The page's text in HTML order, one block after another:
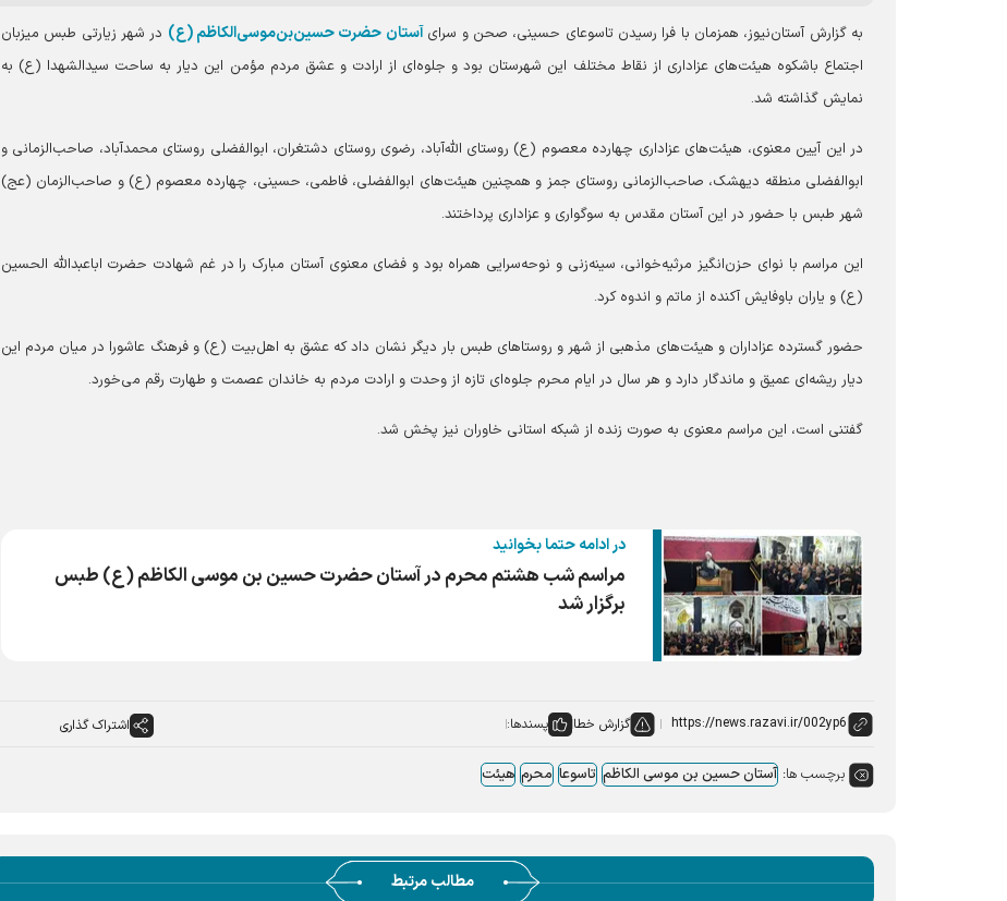
به گزارش آستان‌نیوز، همزمان با فرا رسیدن تاسوعای حسینی، صحن و سرای آستان حضرت حسین‌بن‌موسی‌الکاظم (ع) در شهر زیارتی طبس میزبان
اجتماع باشکوه هیئت‌های عزاداری از نقاط مختلف این شهرستان بود و جلوه‌ای از ارادت و عشق مردم مؤمن این دیار به ساحت سیدالشهدا (ع) به
نمایش گذاشته شد.
در این آیین معنوی، هیئت‌های عزاداری چهارده معصوم (ع) روستای الله‌آباد، رضوی روستای دشتغران، ابوالفضلی روستای محمدآباد، صاحب‌الزمانی و
ابوالفضلی منطقه دیهشک، صاحب‌الزمانی روستای جمز و همچنین هیئت‌های ابوالفضلی، فاطمی، حسینی، چهارده معصوم (ع) و صاحب‌الزمان (عج)
شهر طبس با حضور در این آستان مقدس به سوگواری و عزاداری پرداختند.
این مراسم با نوای حزن‌انگیز مرثیه‌خوانی، سینه‌زنی و نوحه‌سرایی همراه بود و فضای معنوی آستان مبارک را در غم شهادت حضرت اباعبدالله الحسین
(ع) و یاران باوفایش آکنده از ماتم و اندوه کرد.
حضور گسترده عزاداران و هیئت‌های مذهبی از شهر و روستا‌های طبس بار دیگر نشان داد که عشق به اهل‌بیت (ع) و فرهنگ عاشورا در میان مردم این
دیار ریشه‌ای عمیق و ماندگار دارد و هر سال در ایام محرم جلوه‌ای تازه از وحدت و ارادت مردم به خاندان عصمت و طهارت رقم می‌خورد.
گفتنی است، این مراسم معنوی به صورت زنده از شبکه استانی خاوران نیز پخش شد.
در ادامه حتما بخوانید
مراسم شب هشتم محرم در آستان حضرت حسین بن موسی الکاظم (ع) طبس
برگزار شد
گزارش خطا پسندها: اشتراک گذاری
برچسب ها: آستان حسین بن موسی الکاظم تاسوعا محرم هیئت
مطالب مرتبط